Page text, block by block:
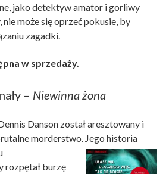
jako detektyw amator i gorliwy
może się oprzeć pokusie, by
zagadki.
w sprzedaży.
– Niewinna żona
Danson został aresztowany i
morderstwo. Jego historia
rozpętał burzę